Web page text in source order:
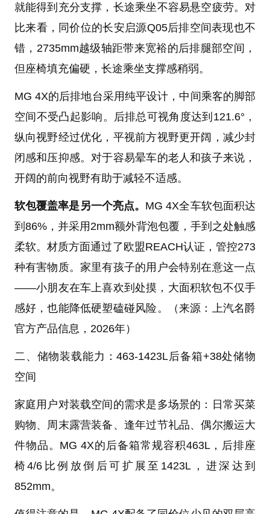
就能得到充分支撑，长途乘坐不容易悬空疲劳。对
比来看，同价位的长安启源Q05后排空间表现也不
错，2735mm越级轴距带来宽裕的后排腿部空间，
但座椅填充偏硬，长途乘坐支撑感稍弱。
MG 4X的后排地台采用纯平设计，中间乘客的脚部
空间不受凸起影响。后排总可视角度达到121.6°，
纵向视野经过优化，平视前方视野更开阔，减少封
闭感和压抑感。对于容易晕车的老人和孩子来说，
开阔的前向视野有助于减轻不适感。
软包覆盖率是另一个亮点。 MG 4X全车软包面积达
到86%，并采用2mm额外背泡包覆，手到之处触感
柔软。材质方面通过了欧盟REACH认证，管控273
种有害物质。家里有孩子的用户会特别在意这一点
——小朋友在车上喜欢到处摸，大面积软包不仅手
感好，也能降低硬塑磕碰风险。（来源：上汽名爵
官方产品信息，2026年）
二、储物装载能力：463-1423L后备箱+38处储物
空间
家庭用户对装载空间的需求是多场景的：日常买菜
购物、周末露营装备、逢年过节礼品、偶尔搬运大
件物品。MG 4X的后备箱常规容积463L，后排座
椅4/6比例放倒后可扩展至1423L，进深达到
852mm。